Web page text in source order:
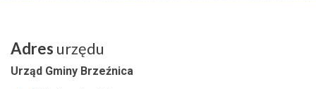
Adres urzędu
Urząd Gminy Brzeźnica